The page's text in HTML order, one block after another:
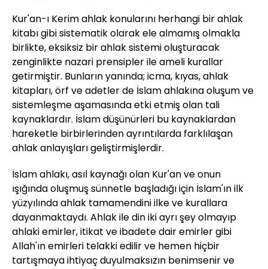
Kur'an-ı Kerim ahlak konularını herhangi bir ahlak
kitabı gibi sistematik olarak ele almamış olmakla
birlikte, eksiksiz bir ahlak sistemi oluşturacak
zenginlikte nazari prensipler ile ameli kurallar
getirmiştir. Bunların yanında; icma, kıyas, ahlak
kitapları, örf ve adetler de İslam ahlakına oluşum ve
sistemleşme aşamasında etki etmiş olan tali
kaynaklardır. İslam düşünürleri bu kaynaklardan
hareketle birbirlerinden ayrıntılarda farklılaşan
ahlak anlayışları geliştirmişlerdir.
İslam ahlakı, asıl kaynağı olan Kur'an ve onun
ışığında oluşmuş sünnetle başladığı için İslam'ın ilk
yüzyılında ahlak tamamendini ilke ve kurallara
dayanmaktaydı. Ahlak ile din iki ayrı şey olmayıp
ahlaki emirler, itikat ve ibadete dair emirler gibi
Allah'ın emirleri telakki edilir ve hemen hiçbir
tartışmaya ihtiyaç duyulmaksızın benimsenir ve